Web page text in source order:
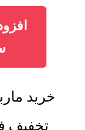
تخفیف